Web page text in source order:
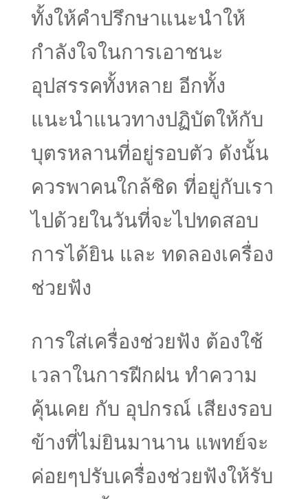
ทั้งให้คำปรึกษาแนะนำให้
กำลังใจในการเอาชนะ
อุปสรรคทั้งหลาย อีกทั้ง
แนะนำแนวทางปฏิบัตให้กับ
บุตรหลานที่อยู่รอบตัว ดังนั้น
ควรพาคนใกล้ชิด ที่อยู่กับเรา
ไปด้วยในวันที่จะไปทดสอบ
การได้ยิน และ ทดลองเครื่อง
ช่วยฟัง
การใส่เครื่องช่วยฟัง ต้องใช้
เวลาในการฝีกฝน ทำความ
คุ้นเคย กับ อุปกรณ์ เสียงรอบ
ข้างที่ไม่ยินมานาน แพทย์จะ
ค่อยๆปรับเครื่องช่วยฟังให้รับ